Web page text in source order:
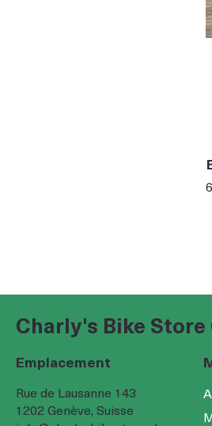
Charly's Bike Store
Emplacement
Rue de Lausanne 143
1202 Genève, Suisse